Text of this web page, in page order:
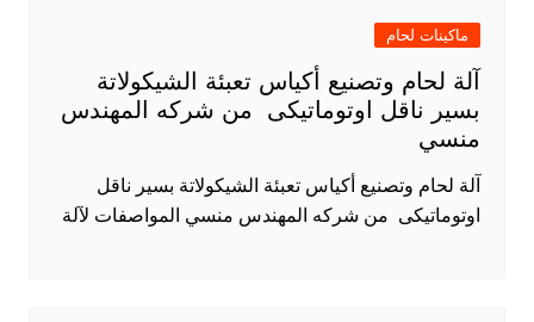
ماكينات لحام
آلة لحام وتصنيع أكياس تعبئة الشيكولاتة
بسير ناقل اوتوماتيكى من شركه المهندس
منسي
آلة لحام وتصنيع أكياس تعبئة الشيكولاتة بسير ناقل
اوتوماتيكى من شركه المهندس منسي المواصفات لآلة